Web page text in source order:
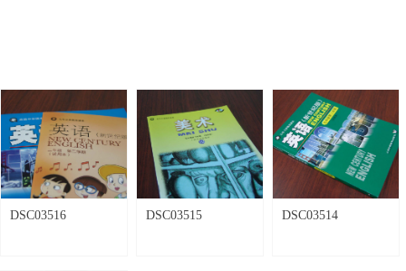
DSC03516 DSC03515 DSC03514